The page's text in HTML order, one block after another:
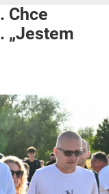
Chce
„Jestem